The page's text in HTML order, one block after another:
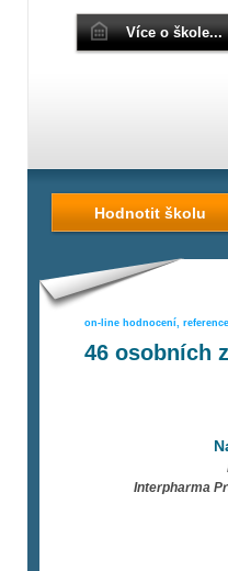
Více o škole...
Hodnotit školu
on-line hodnocení,
46 osobních
Interpharma